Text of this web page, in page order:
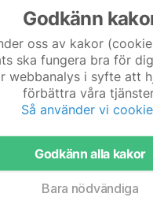
2024 0
2023 0
2023 0
och lagindelning våren
2023 0
Godkänn
oss av kakor
ska fungera bra för
webbanalys i syfte att
förbättra våra
Så använder vi
Godkänn alla kakor
Bara nödvändiga